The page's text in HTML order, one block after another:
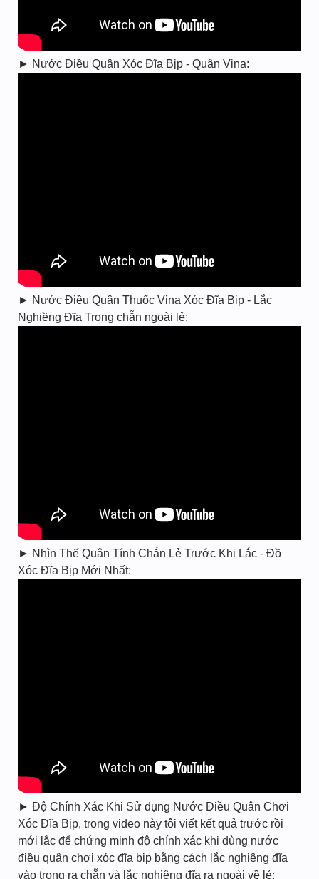
► Nước Điều Quân Xóc Đĩa Bịp - Quân Vina:
► Nước Điều Quân Thuốc Vina Xóc Đĩa Bịp - Lắc
Nghiềng Đĩa Trong chẵn ngoài lẻ:
► Nhìn Thế Quân Tính Chẵn Lẻ Trước Khi Lắc - Đồ
Xóc Đĩa Bịp Mới Nhất:
► Độ Chính Xác Khi Sử dụng Nước Điều Quân Chơi
Xóc Đĩa Bịp, trong video này tôi viết kết quả trước rồi
mới lắc để chứng minh độ chính xác khi dùng nước
điều quân chơi xóc đĩa bịp bằng cách lắc nghiêng đĩa
vào trong ra chẵn và lắc nghiêng đĩa ra ngoài về lẻ: